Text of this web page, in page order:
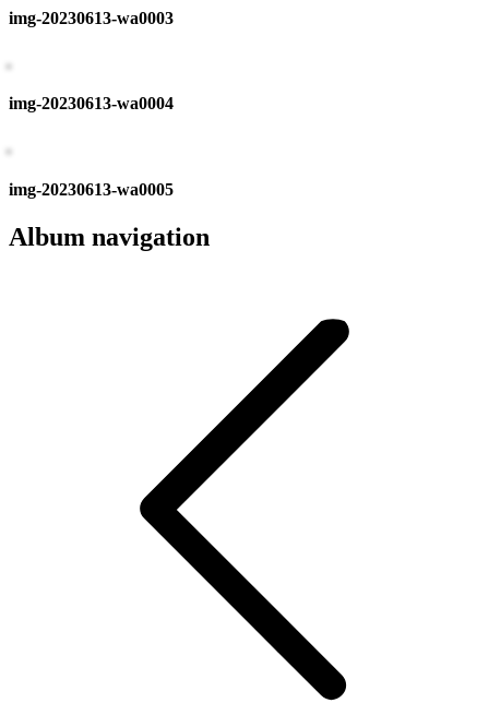
img-20230613-wa0003
img-20230613-wa0004
img-20230613-wa0005
Album navigation